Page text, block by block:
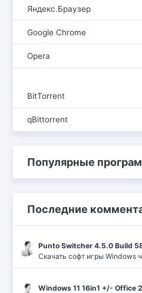
Яндекс.Браузер
Google Chrome
Opera
BitTorrent
qBittorrent
Популярные
Последние
Punto Switcher 4.5.0 Build
Скачать софт игры Windows
Windows 11 16in1 +/- Office